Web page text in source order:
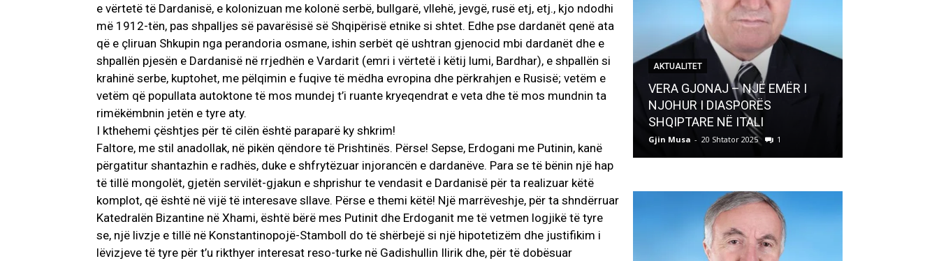
e vërtetë të Dardanisë, e kolonizuan me kolonë serbë, bullgarë, vllehë, jevgë, rusë etj, etj., kjo ndodhi
më 1912-tën, pas shpalljes së pavarësisë së Shqipërisë etnike si shtet. Edhe pse dardanët qenë ata
që e çliruan Shkupin nga perandoria osmane, ishin serbët që ushtran gjenocid mbi dardanët dhe e
shpallën pjesën e Dardanisë në rrjedhën e Vardarit (emri i vërtetë i këtij lumi, Bardhar), e shpallën si
krahinë serbe, kuptohet, me pëlqimin e fuqive të mëdha evropina dhe përkrahjen e Rusisë; vetëm e
vetëm që popullata autoktone të mos mundej t’i ruante kryeqendrat e veta dhe të mos mundnin ta
rimëkëmbnin jetën e tyre aty.
I kthehemi çështjes për të cilën është paraparë ky shkrim!
Faltore, me stil anadollak, në pikën qëndore të Prishtinës. Përse! Sepse, Erdogani me Putinin, kanë
përgatitur shantazhin e radhës, duke e shfrytëzuar injorancën e dardanëve. Para se të bënin një hap
të tillë mongolët, gjetën servilët-gjakun e shprishur te vendasit e Dardanisë për ta realizuar këtë
komplot, që është në vijë të interesave sllave. Përse e themi këtë! Një marrëveshje, për ta shndërruar
Katedralën Bizantine në Xhami, është bërë mes Putinit dhe Erdoganit me të vetmen logjikë të tyre
se, një livzje e tillë në Konstantinopojë-Stamboll do të shërbejë si një hipotetizëm dhe justifikim i
lëvizjeve të tyre për t’u rikthyer interesat reso-turke në Gadishullin Ilirik dhe, për të dobësuar
AKTUALITET
VERA GJONAJ – NJË EMËR I
NJOHUR I DIASPORËS
SHQIPTARE NË ITALI
Gjin Musa - 20 Shtator 2025 1